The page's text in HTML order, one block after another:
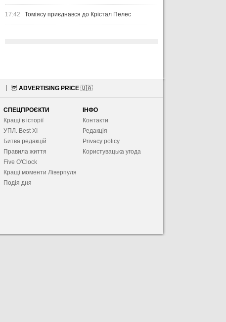
17:42 Томіясу приєднався до Крістал Пелес
🦉 ADVERTISING PRICE 🇺🇦
СПЕЦПРОЄКТИ
Кращі в історії
УПЛ. Best XІ
Битва редакцій
Правила життя
Five O'Clock
Кращі моменти Ліверпуля
Подія дня
ІНФО
Контакти
Редакція
Privacy policy
Користувацька угода